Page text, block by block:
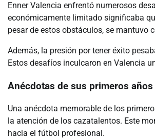
Enner Valencia enfrentó numerosos
económicamente limitado significaba
pesar de estos obstáculos, se mantuvo
Además, la presión por tener éxito
Estos desafíos inculcaron en Valencia
Anécdotas de sus primeros años
Una anécdota memorable de los
la atención de los cazatalentos. Este
hacia el fútbol profesional.